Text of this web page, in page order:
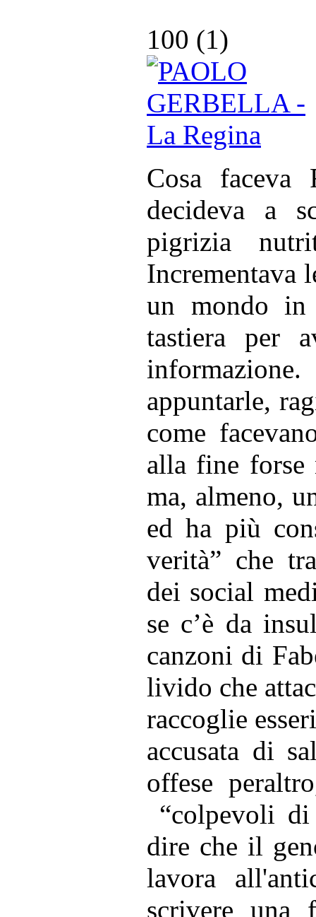
100 (1)
Cosa faceva
decideva a
pigrizia
Incrementava
un mondo in
tastiera per
appuntarle,
come
alla fine forse
ma, almeno,
ed ha più
verità” che
dei social
se c’è da
canzoni di
livido che
raccoglie
accusata di
offese
“colpevoli
dire che il
lavora
scrivere una